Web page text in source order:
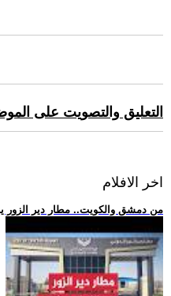
التعليق والتصويت على
اخر الافلام
.. من دمشق والكويت.. مطار دير الزور